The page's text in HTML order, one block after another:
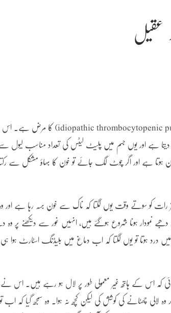
وہ جب ہسپتال میں داخل ہوا تو بون میرو کے ذریعے پتا چلا کہ اسے آئی ٹی پی (idiopathic thrombocytopenic purpura) کا مرض ہے۔ اس
دیتا ہے اور یوں جسم میں پلیٹ لیٹس کی تعداد مناسب لیول
ہوتا ہے اور اگر چوٹ لگ جائے تو خون کا بہاؤ مشکل سے
رات کو سوتے وقت یوں لگتا کہ ناک سے خون بہہ رہا ہے اور
دھبے نمودار ہونا شروع ہوگئے ہیں، انہیں غور سے دیکھنے پر وہ
درد ہوتا تو یوں لگتا کہ اب دماغ میں بلیڈنگ اسٹارٹ ہوا ہی
کہ اس کے ہاتھ غیر معمولی طور پر لال ہو رہے ہیں۔ اس نے
چھٹانے کی کوشش کی لیکن کچھ نہ ہوا۔ وہ سمجھ گیا کہ اب تو